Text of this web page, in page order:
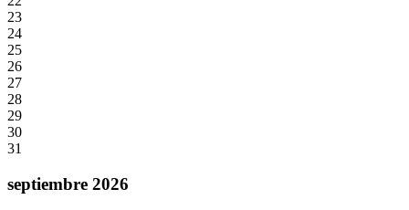
23
24
25
26
27
28
29
30
31
septiembre 2026